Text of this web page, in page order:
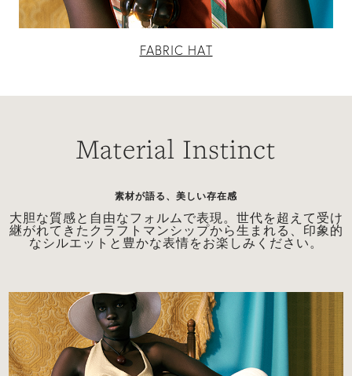
FABRIC HAT
Material Instinct
素材が語る、美しい存在感
大胆な質感と自由なフォルムで表現。世代を超えて受け
継がれてきたクラフトマンシップから生まれる、印象的
なシルエットと豊かな表情をお楽しみください。